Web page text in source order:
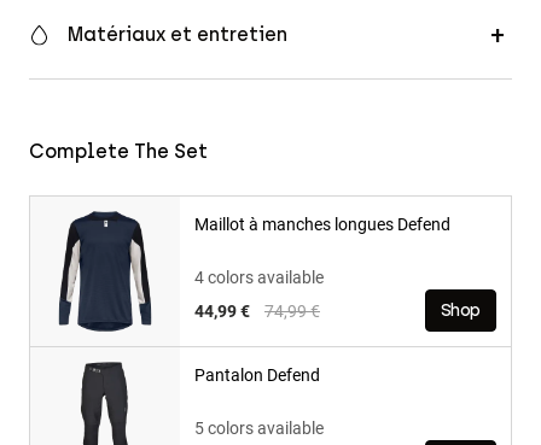
Matériaux et entretien
Complete The Set
Maillot à manches longues Defend
4 colors available
Price reduced from
74,99 €to
44,99 € Shop
Pantalon Defend
5 colors available